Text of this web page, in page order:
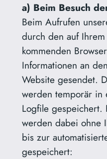
a) Beim Besuch
Beim Aufrufen
durch den auf
kommenden
Informationen an
Website gesendet.
werden temporär in
Logfile gespeichert.
werden dabei ohne
bis zur
gespeichert: